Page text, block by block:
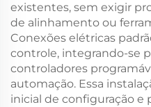
existentes, sem exigir
de alinhamento ou
Conexões elétricas
controle, integrando-se
controladores
automação. Essa
inicial de configuração e